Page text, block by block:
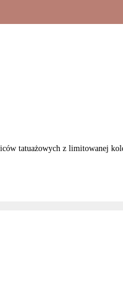
tatuażowych z limitowanej